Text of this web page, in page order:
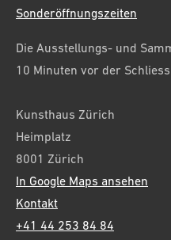
Sonderöffnungszeiten
Die Ausstellungs- und
10 Minuten vor der
Kunsthaus Zürich
Heimplatz
8001 Zürich
In Google Maps ansehen
Kontakt
+41 44 253 84 84